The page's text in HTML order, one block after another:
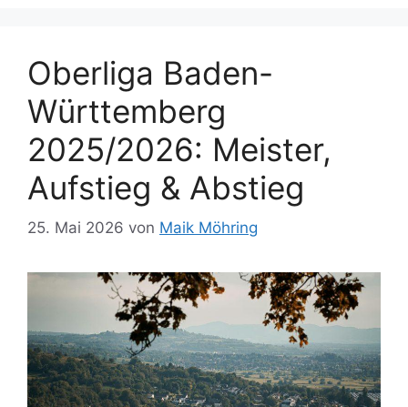
Oberliga Baden-
Württemberg
2025/2026: Meister,
Aufstieg & Abstieg
25. Mai 2026 von Maik Möhring